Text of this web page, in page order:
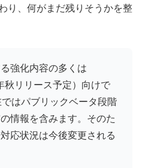
り、何がまだ残りそうかを整
強化内容の多くは
リリース予定）向けで
はパブリックベータ段階
情報を含みます。そのた
応状況は今後変更される